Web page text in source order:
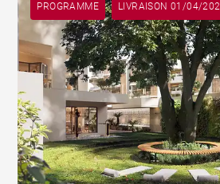
PROGRAMME LIVRAISON 01/04/